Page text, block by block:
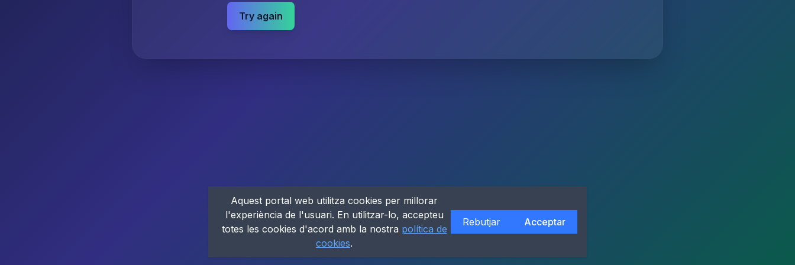
Try again
Aquest portal web utilitza cookies per millorar
l'experiència de l'usuari. En utilitzar-lo, accepteu
totes les cookies d'acord amb la nostra política de
cookies.
Rebutjar Acceptar